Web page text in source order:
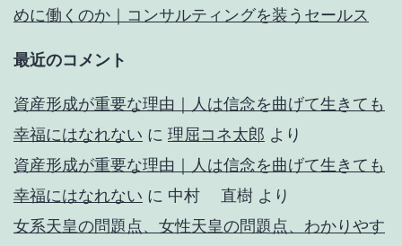
めに働くのか｜コンサルティングを装うセールス
最近のコメント
資産形成が重要な理由｜人は信念を曲げて生きても
幸福にはなれない に 理屈コネ太郎 より
資産形成が重要な理由｜人は信念を曲げて生きても
幸福にはなれない に 中村 直樹 より
女系天皇の問題点、女性天皇の問題点、わかりやす